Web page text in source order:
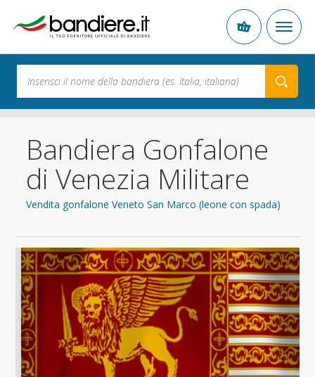
Bandiera Gonfalone
di Venezia Militare
Vendita gonfalone Veneto San Marco (leone con spada)